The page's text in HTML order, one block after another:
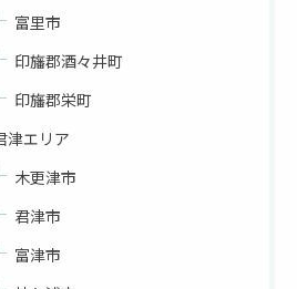
富里市
印旛郡酒々井町
印旛郡栄町
津エリア
木更津市
君津市
富津市